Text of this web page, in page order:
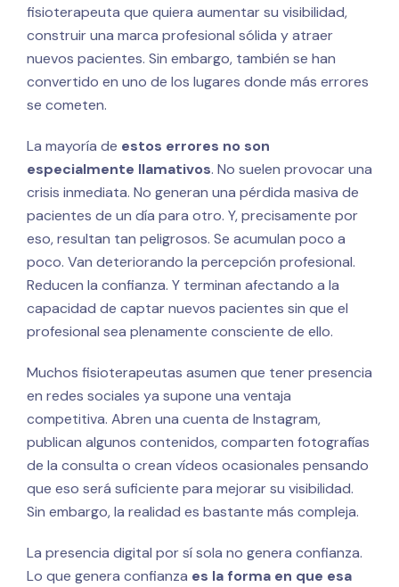
fisioterapeuta que quiera aumentar su visibilidad,
construir una marca profesional sólida y atraer
nuevos pacientes. Sin embargo, también se han
convertido en uno de los lugares donde más errores
se cometen.
La mayoría de estos errores no son
especialmente llamativos. No suelen provocar una
crisis inmediata. No generan una pérdida masiva de
pacientes de un día para otro. Y, precisamente por
eso, resultan tan peligrosos. Se acumulan poco a
poco. Van deteriorando la percepción profesional.
Reducen la confianza. Y terminan afectando a la
capacidad de captar nuevos pacientes sin que el
profesional sea plenamente consciente de ello.
Muchos fisioterapeutas asumen que tener presencia
en redes sociales ya supone una ventaja
competitiva. Abren una cuenta de Instagram,
publican algunos contenidos, comparten fotografías
de la consulta o crean vídeos ocasionales pensando
que eso será suficiente para mejorar su visibilidad.
Sin embargo, la realidad es bastante más compleja.
La presencia digital por sí sola no genera confianza.
Lo que genera confianza es la forma en que esa